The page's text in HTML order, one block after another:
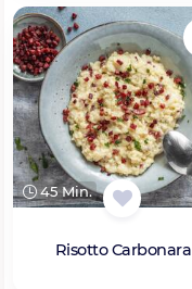
45 Min.
Risotto Carbonara